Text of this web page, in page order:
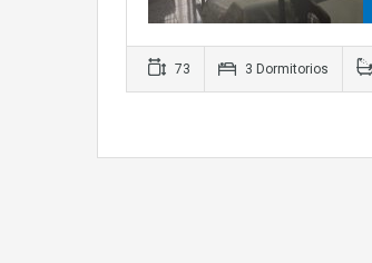
73 3 Dormitorios